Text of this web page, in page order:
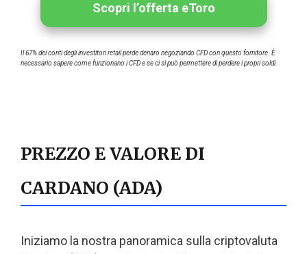
Scopri l’offerta eToro
Il 67% dei conti degli investitori retail perde denaro negoziando CFD con questo fornitore. È
necessario sapere come funzionano i CFD e se ci si può permettere di perdere i propri soldi.
PREZZO E VALORE DI
CARDANO (ADA)
Iniziamo la nostra panoramica sulla criptovaluta